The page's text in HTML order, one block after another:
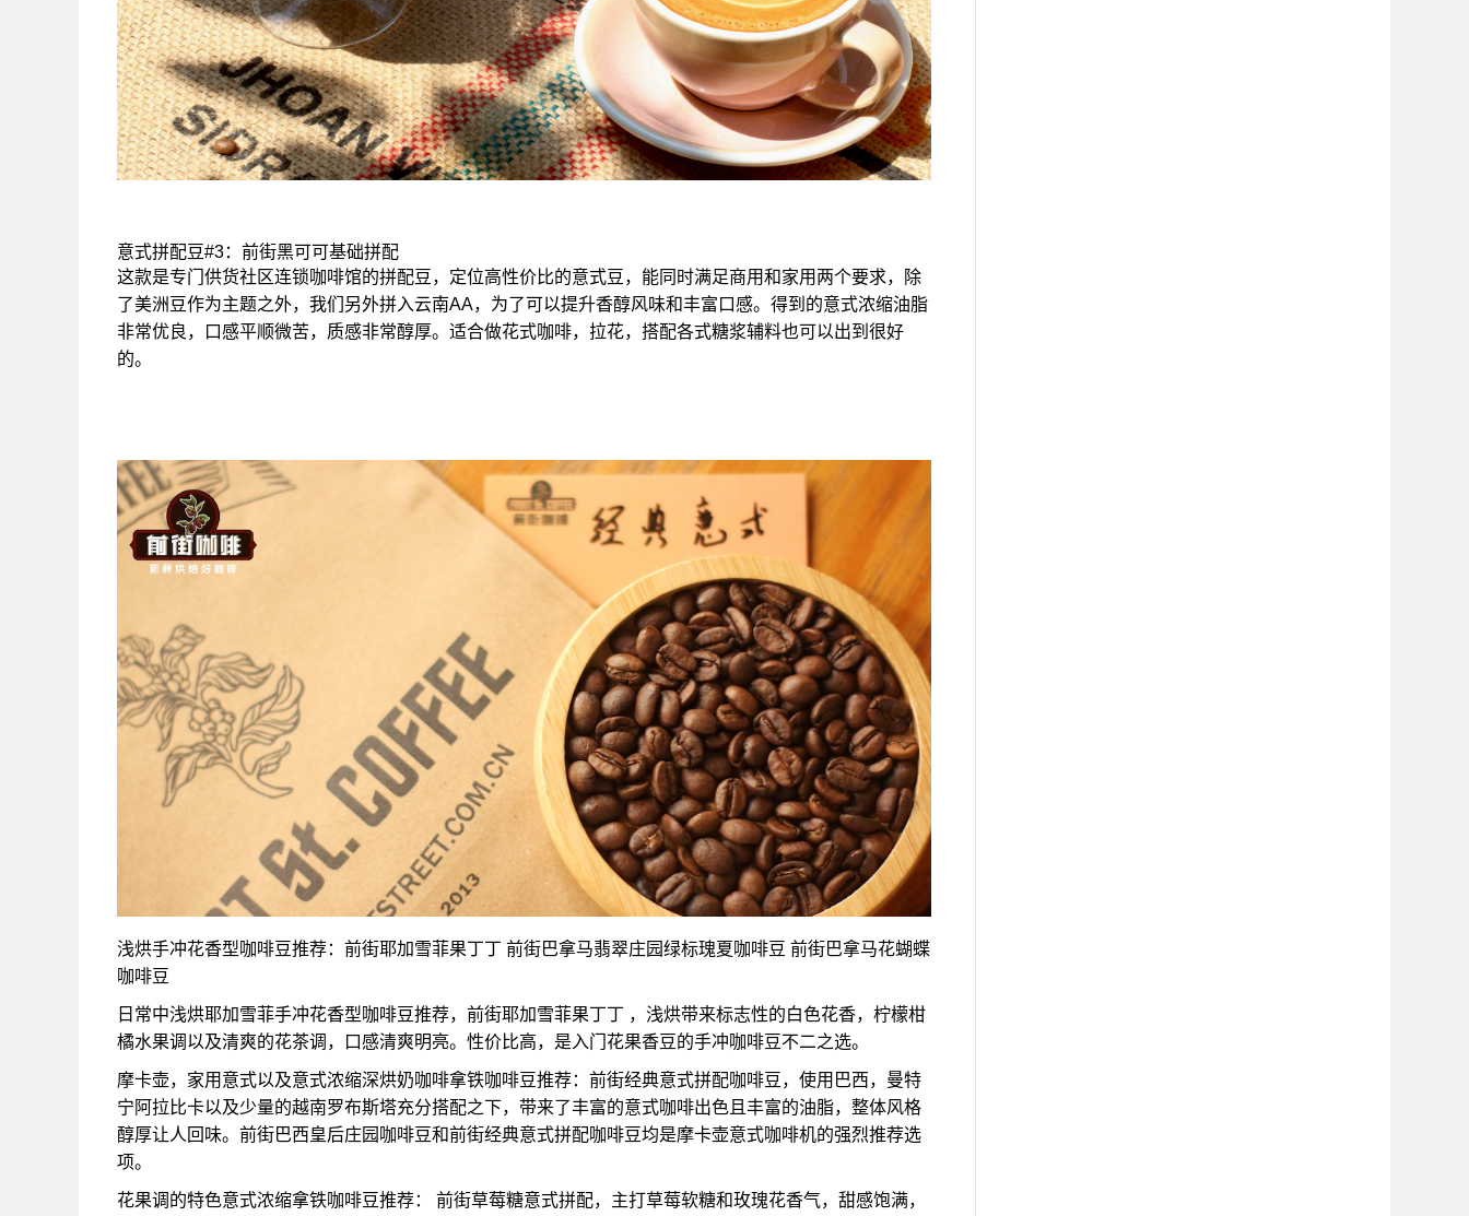
意式拼配豆#3：前街黑可可基础拼配
这款是专门供货社区连锁咖啡馆的拼配豆，定位高性价比的意式豆，能同时满足商用和家用两个要求，除
了美洲豆作为主题之外，我们另外拼入云南AA，为了可以提升香醇风味和丰富口感。得到的意式浓缩油脂
非常优良，口感平顺微苦，质感非常醇厚。适合做花式咖啡，拉花，搭配各式糖浆辅料也可以出到很好
的。
浅烘手冲花香型咖啡豆推荐：前街耶加雪菲果丁丁 前街巴拿马翡翠庄园绿标瑰夏咖啡豆 前街巴拿马花蝴蝶
咖啡豆
日常中浅烘耶加雪菲手冲花香型咖啡豆推荐，前街耶加雪菲果丁丁 ，浅烘带来标志性的白色花香，柠檬柑
橘水果调以及清爽的花茶调，口感清爽明亮。性价比高，是入门花果香豆的手冲咖啡豆不二之选。
摩卡壶，家用意式以及意式浓缩深烘奶咖啡拿铁咖啡豆推荐：前街经典意式拼配咖啡豆，使用巴西，曼特
宁阿拉比卡以及少量的越南罗布斯塔充分搭配之下，带来了丰富的意式咖啡出色且丰富的油脂，整体风格
醇厚让人回味。前街巴西皇后庄园咖啡豆和前街经典意式拼配咖啡豆均是摩卡壶意式咖啡机的强烈推荐选
项。
花果调的特色意式浓缩拿铁咖啡豆推荐： 前街草莓糖意式拼配，主打草莓软糖和玫瑰花香气，甜感饱满，